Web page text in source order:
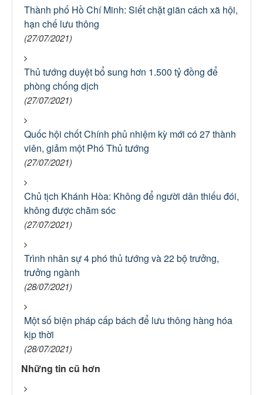
Thành phố Hồ Chí Minh: Siết chặt giãn cách xã hội,
hạn chế lưu thông
(27/07/2021)
Thủ tướng duyệt bổ sung hơn 1.500 tỷ đồng để
phòng chống dịch
(27/07/2021)
Quốc hội chốt Chính phủ nhiệm kỳ mới có 27 thành
viên, giảm một Phó Thủ tướng
(27/07/2021)
Chủ tịch Khánh Hòa: Không để người dân thiếu đói,
không được chăm sóc
(27/07/2021)
Trình nhân sự 4 phó thủ tướng và 22 bộ trưởng,
trưởng ngành
(28/07/2021)
Một số biện pháp cấp bách để lưu thông hàng hóa
kịp thời
(28/07/2021)
Những tin cũ hơn